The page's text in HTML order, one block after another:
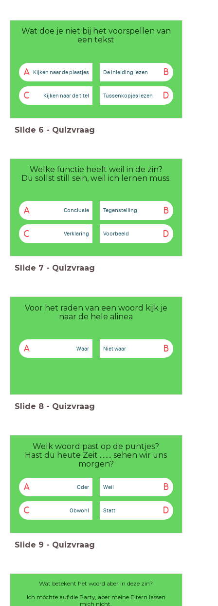
Wat doe je niet bij het voorspellen van
een tekst
A Kijken naar de plaatjes B
De inleiding lezen
C Kijken naar de titel D
Tussenkopjes lezen
Slide 6 - Quizvraag
Welke functie heeft weil in de zin?
Du sollst still sein, weil ich lernen muss.
A Conclusie B
Tegenstelling
C Verklaring D
Voorbeeld
Slide 7 - Quizvraag
Voor het raden van een woord kijk je
naar de hele alinea
A Waar B
Niet waar
Slide 8 - Quizvraag
Welk woord past op de puntjes?
Hast du heute Zeit ........ sehen wir uns
morgen?
A Oder B
Weil
C Obwohl D
Statt
Slide 9 - Quizvraag
Wat betekent het woord aber in deze zin?
Ich möchte auf die Party, aber meine Eltern lassen
mich nicht.